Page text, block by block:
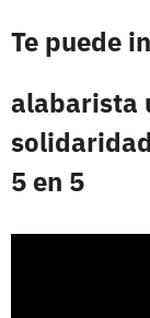
Te puede
alabarista
5 en 5